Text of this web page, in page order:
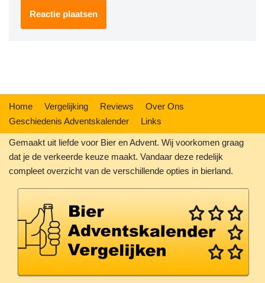
Home Vergelijking Reviews
Over Ons
Geschiedenis Adventskalender
Links
Gemaakt uit liefde voor Bier en Advent. Wij voorkomen graag
dat je de verkeerde keuze maakt. Vandaar deze redelijk
compleet overzicht van de verschillende opties in bierland.